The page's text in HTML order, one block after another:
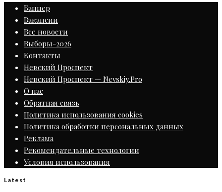
Баннер
Вакансии
Все новости
Выборы-2026
Контакты
Невский Проспект
Невский Проспект — Nevskiy.Pro
О нас
Обратная связь
Политика использования cookies
Политика обработки персональных данных
Реклама
Рекомендательные технологии
Условия использования
Latest